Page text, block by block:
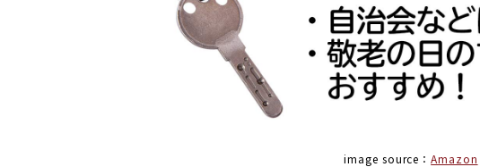
image source：Amazon